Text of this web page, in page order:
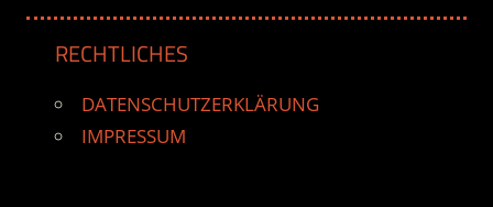
RECHTLICHES
DATENSCHUTZERKLÄRUNG
IMPRESSUM